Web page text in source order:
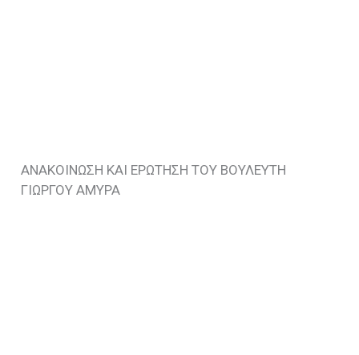
ΑΝΑΚΟΙΝΩΣΗ ΚΑΙ ΕΡΩΤΗΣΗ ΤΟΥ ΒΟΥΛΕΥΤΗ
ΓΙΩΡΓΟΥ ΑΜΥΡΑ